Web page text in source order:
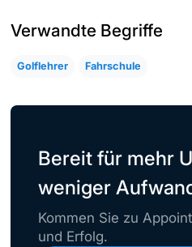
Verwandte Begriffe
Golflehrer Fahrschule
Bereit für mehr
weniger
Kommen Sie zu
und Erfolg.